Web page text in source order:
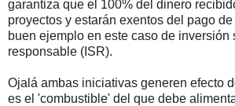
garantiza que el 100% del dinero
proyectos y estarán exentos del pago
buen ejemplo en este caso de inversión
responsable (ISR).
Ojalá ambas iniciativas generen efecto
es el 'combustible' del que debe